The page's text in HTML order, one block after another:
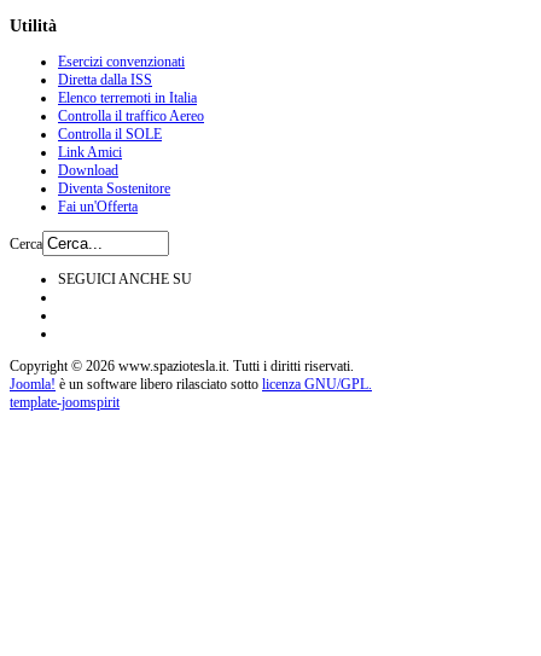
Utilità
Esercizi convenzionati
Diretta dalla ISS
Elenco terremoti in Italia
Controlla il traffico Aereo
Controlla il SOLE
Link Amici
Download
Diventa Sostenitore
Fai un'Offerta
Cerca
SEGUICI ANCHE SU
Copyright © 2026 www.spaziotesla.it. Tutti i diritti riservati.
Joomla! è un software libero rilasciato sotto licenza GNU/GPL.
template-joomspirit